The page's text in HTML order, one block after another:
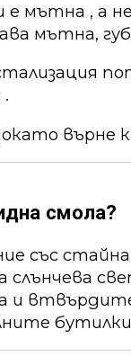
мътна , а
мътна,
върне
смола?
със
слънчева
и